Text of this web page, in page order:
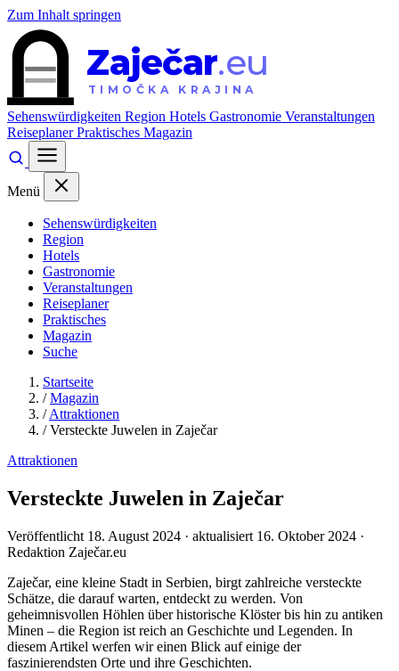
Zum Inhalt springen
Zaječar.eu
TIMOČKA KRAJINA
Sehenswürdigkeiten Region Hotels Gastronomie Veranstaltungen
ReiseplanerPraktisches Magazin
Menü
Sehenswürdigkeiten
Region
Hotels
Gastronomie
Veranstaltungen
Reiseplaner
Praktisches
Magazin
Suche
Startseite
/ Magazin
/ Attraktionen
/ Versteckte Juwelen in Zaječar
Attraktionen
Versteckte Juwelen in Zaječar
Veröffentlicht 18. August 2024 · aktualisiert 16. Oktober 2024 ·
Redaktion Zaječar.eu
Zaječar, eine kleine Stadt in Serbien, birgt zahlreiche versteckte
Schätze, die darauf warten, entdeckt zu werden. Von
geheimnisvollen Höhlen über historische Klöster bis hin zu antiken
Minen – die Region ist reich an Geschichte und Legenden. In
diesem Artikel werfen wir einen Blick auf einige der
faszinierendsten Orte und ihre Geschichten.